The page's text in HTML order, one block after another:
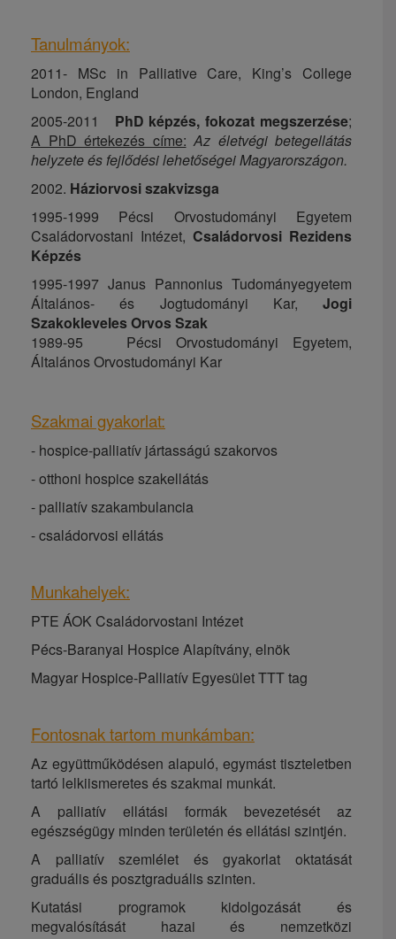
Tanulmányok:
2011- MSc in Palliative Care, King’s College
London, England
2005-2011 PhD képzés, fokozat megszerzése;
A PhD értekezés címe: Az életvégi betegellátás
helyzete és fejlődési lehetőségei Magyarországon.
2002. Háziorvosi szakvizsga
1995-1999 Pécsi Orvostudományi Egyetem
Családorvostani Intézet, Családorvosi Rezidens
Képzés
1995-1997 Janus Pannonius Tudományegyetem
Általános- és Jogtudományi Kar, Jogi
Szakokleveles Orvos Szak
1989-95 Pécsi Orvostudományi Egyetem,
Általános Orvostudományi Kar
Szakmai gyakorlat:
- hospice-palliatív jártasságú szakorvos
- otthoni hospice szakellátás
- palliatív szakambulancia
- családorvosi ellátás
Munkahelyek:
PTE ÁOK Családorvostani Intézet
Pécs-Baranyai Hospice Alapítvány, elnök
Magyar Hospice-Palliatív Egyesület TTT tag
Fontosnak tartom munkámban:
Az együttműködésen alapuló, egymást tiszteletben
tartó lelkiismeretes és szakmai munkát.
A palliatív ellátási formák bevezetését az
egészségügy minden területén és ellátási szintjén.
A palliatív szemlélet és gyakorlat oktatását
graduális és posztgraduális szinten.
Kutatási programok kidolgozását és
megvalósítását hazai és nemzetközi